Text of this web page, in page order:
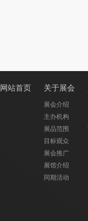
网站首页 关于展会
展会介绍
主办机构
展品范围
目标观众
展会推广
展馆介绍
同期活动